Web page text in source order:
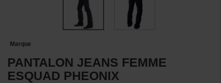
Marque
PANTALON JEANS FEMME
ESQUAD PHEONIX